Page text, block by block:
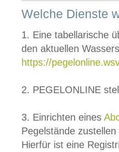
Welche Dienste
1. Eine tabellarische
den aktuellen
https://
2. PEGELONLINE
3. Einrichten eines
Pegelstände
Hierfür ist eine